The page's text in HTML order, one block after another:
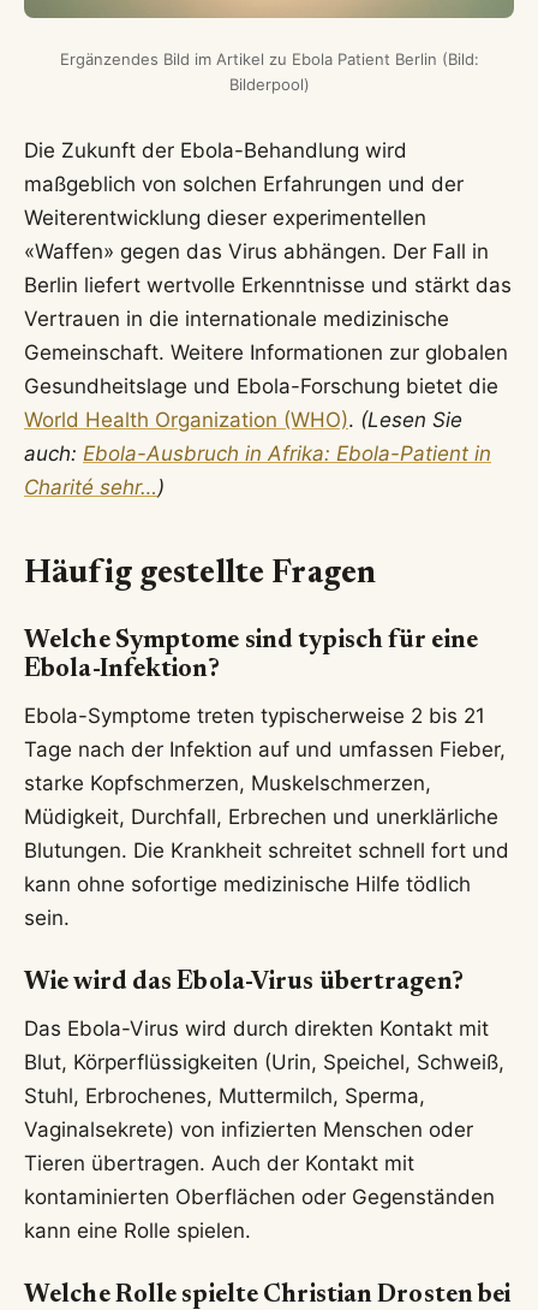
Ergänzendes Bild im Artikel zu Ebola Patient Berlin (Bild:
Bilderpool)
Die Zukunft der Ebola-Behandlung wird
maßgeblich von solchen Erfahrungen und der
Weiterentwicklung dieser experimentellen
«Waffen» gegen das Virus abhängen. Der Fall in
Berlin liefert wertvolle Erkenntnisse und stärkt das
Vertrauen in die internationale medizinische
Gemeinschaft. Weitere Informationen zur globalen
Gesundheitslage und Ebola-Forschung bietet die
World Health Organization (WHO). (Lesen Sie
auch: Ebola-Ausbruch in Afrika: Ebola-Patient in
Charité sehr…)
Häufig gestellte Fragen
Welche Symptome sind typisch für eine
Ebola-Infektion?
Ebola-Symptome treten typischerweise 2 bis 21
Tage nach der Infektion auf und umfassen Fieber,
starke Kopfschmerzen, Muskelschmerzen,
Müdigkeit, Durchfall, Erbrechen und unerklärliche
Blutungen. Die Krankheit schreitet schnell fort und
kann ohne sofortige medizinische Hilfe tödlich
sein.
Wie wird das Ebola-Virus übertragen?
Das Ebola-Virus wird durch direkten Kontakt mit
Blut, Körperflüssigkeiten (Urin, Speichel, Schweiß,
Stuhl, Erbrochenes, Muttermilch, Sperma,
Vaginalsekrete) von infizierten Menschen oder
Tieren übertragen. Auch der Kontakt mit
kontaminierten Oberflächen oder Gegenständen
kann eine Rolle spielen.
Welche Rolle spielte Christian Drosten bei